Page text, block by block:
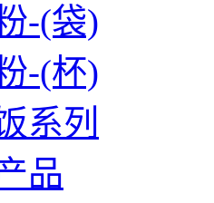
-(袋)
-(杯)
系列
品